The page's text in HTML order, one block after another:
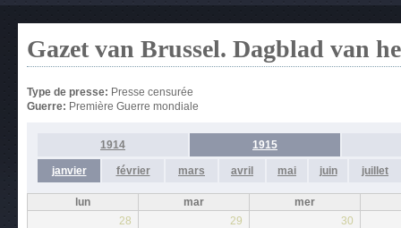
Gazet van Brussel. Dagblad van
Type de presse: Presse censurée
Guerre: Première Guerre mondiale
1914 1915
janvier février mars avril mai juin juillet
lun mar
mer
28
29 30